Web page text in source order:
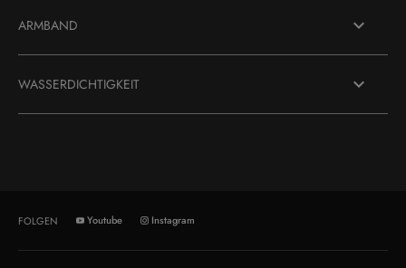
ARMBAND
WASSERDICHTIGKEIT
FOLGEN Youtube Instagram